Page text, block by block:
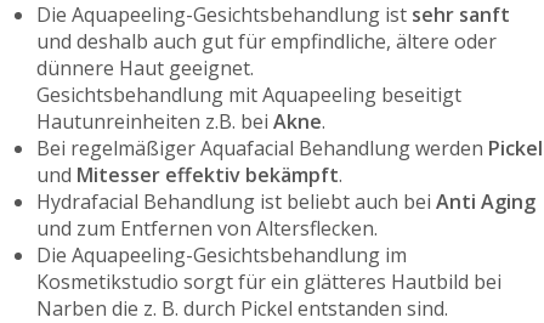
Die Aquapeeling-Gesichtsbehandlung ist sehr sanft
und deshalb auch gut für empfindliche, ältere oder
dünnere Haut geeignet.
Gesichtsbehandlung mit Aquapeeling beseitigt
Hautunreinheiten z.B. bei Akne.
Bei regelmäßiger Aquafacial Behandlung werden Pickel
und Mitesser effektiv bekämpft.
Hydrafacial Behandlung ist beliebt auch bei Anti Aging
und zum Entfernen von Altersflecken.
Die Aquapeeling-Gesichtsbehandlung im
Kosmetikstudio sorgt für ein glätteres Hautbild bei
Narben die z. B. durch Pickel entstanden sind.